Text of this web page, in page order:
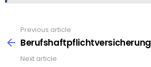
more
Previous article
Berufshaftpflichtversicherung
Next article